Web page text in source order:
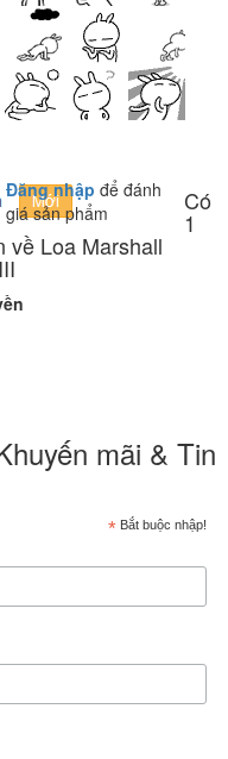
Đăng nhập để đánh
giá sản phẩm
Có
1
về Loa Marshall
mãi & Tin
* Bắt buộc nhập!